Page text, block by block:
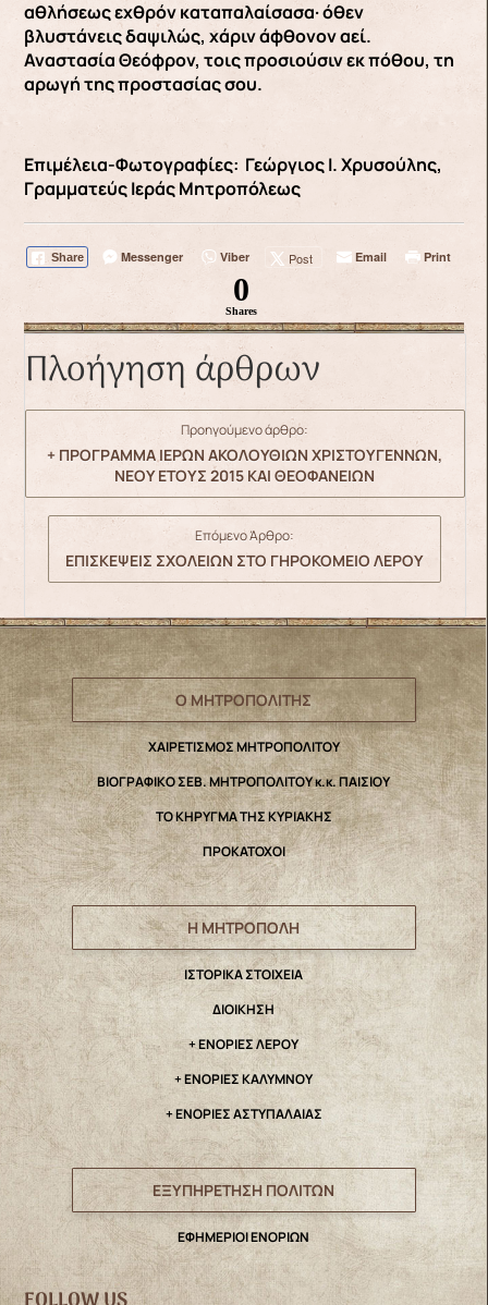
αθλήσεως εχθρόν καταπαλαίσασα· όθεν
βλυστάνεις δαψιλώς, χάριν άφθονον αεί.
Αναστασία Θεόφρον, τοις προσιούσιν εκ πόθου, τη
αρωγή της προστασίας σου.
Επιμέλεια-Φωτογραφίες: Γεώργιος Ι. Χρυσούλης,
Γραμματεύς Ιεράς Μητροπόλεως
Share Messenger Viber Post Email Print
0
Shares
Πλοήγηση άρθρων
Προηγούμενο άρθρο:
+ ΠΡΟΓΡΑΜΜΑ ΙΕΡΩΝ ΑΚΟΛΟΥΘΙΩΝ ΧΡΙΣΤΟΥΓΕΝΝΩΝ,
ΝΕΟΥ ΕΤΟΥΣ 2015 ΚΑΙ ΘΕΟΦΑΝΕΙΩΝ
Επόμενο Άρθρο:
ΕΠΙΣΚΕΨΕΙΣ ΣΧΟΛΕΙΩΝ ΣΤΟ ΓΗΡΟΚΟΜΕΙΟ ΛΕΡΟΥ
Ο ΜΗΤΡΟΠΟΛΙΤΗΣ
ΧΑΙΡΕΤΙΣΜΟΣ ΜΗΤΡΟΠΟΛΙΤΟΥ
ΒΙΟΓΡΑΦΙΚΟ ΣΕΒ. ΜΗΤΡΟΠΟΛΙΤΟΥ κ.κ. ΠΑΙΣΙΟΥ
ΤΟ ΚΗΡΥΓΜΑ ΤΗΣ ΚΥΡΙΑΚΗΣ
ΠΡΟΚΑΤΟΧΟΙ
Η ΜΗΤΡΟΠΟΛΗ
IΣΤΟΡΙΚΑ ΣΤΟΙΧΕΙΑ
ΔΙΟΙΚΗΣΗ
+ ΕΝΟΡΙΕΣ ΛΕΡΟΥ
+ ΕΝΟΡΙΕΣ ΚΑΛΥΜΝΟΥ
+ ΕΝΟΡΙΕΣ ΑΣΤΥΠΑΛΑΙΑΣ
ΕΞΥΠΗΡΕΤΗΣΗ ΠΟΛΙΤΩΝ
ΕΦΗΜΕΡΙΟΙ ΕΝΟΡΙΩΝ